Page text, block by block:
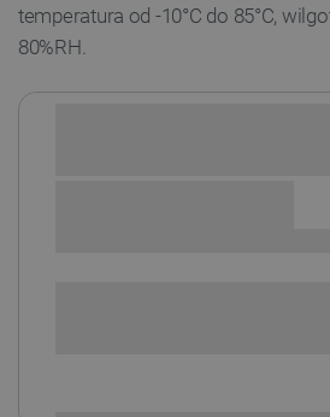
temperatura od -10°C do 85°C,
80%RH.